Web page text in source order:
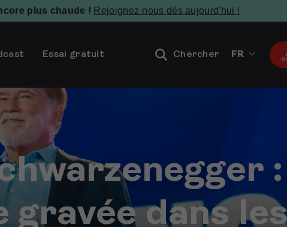
plus chaude ! Rejoignez-nous dès aujourd'hui !
Essai gratuit Chercher FR
dans